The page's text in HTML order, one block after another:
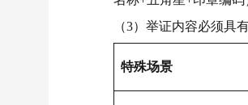
（3）举证内容必须具
特殊场景